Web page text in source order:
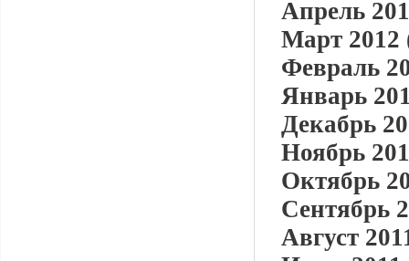
Апрель
Март 2012
Февраль
Январь
Декабрь
Ноябрь
Октябрь
Сентябрь
Август